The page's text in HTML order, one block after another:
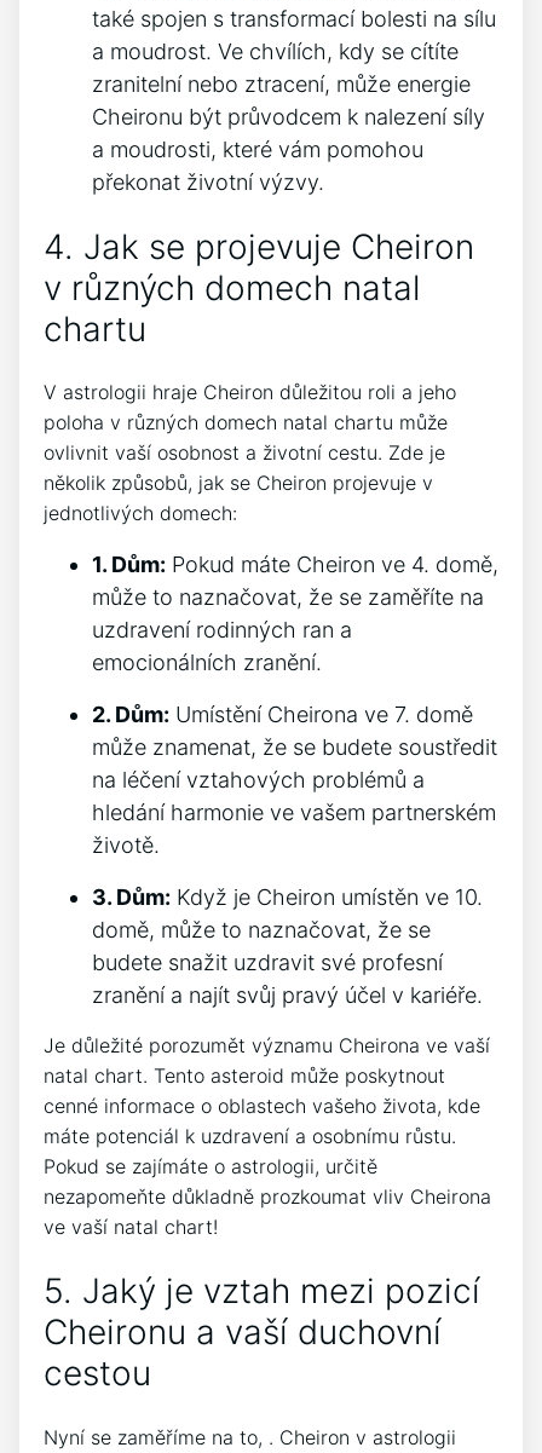
také spojen s transformací bolesti na sílu
a moudrost. Ve chvílích, kdy se cítíte
zranitelní nebo ztracení, může energie
Cheironu být průvodcem k nalezení síly
a moudrosti, které vám pomohou
překonat životní výzvy.
4. Jak se projevuje Cheiron
v různých domech natal
chartu
V astrologii hraje Cheiron důležitou roli a jeho
poloha v různých domech natal chartu může
ovlivnit vaší osobnost a životní cestu. Zde je
několik způsobů, jak se Cheiron projevuje v
jednotlivých domech:
1. Dům: Pokud máte Cheiron ve 4. domě,
může to naznačovat, že se zaměříte na
uzdravení rodinných ran a
emocionálních zranění.
2. Dům: Umístění Cheirona ve 7. domě
může znamenat, že se budete soustředit
na léčení vztahových problémů a
hledání harmonie ve vašem partnerském
životě.
3. Dům: Když je Cheiron umístěn ve 10.
domě, může to naznačovat, že se
budete snažit uzdravit své profesní
zranění a najít svůj pravý účel v kariéře.
Je důležité porozumět významu Cheirona ve vaší
natal chart. Tento asteroid může poskytnout
cenné informace o oblastech vašeho života, kde
máte potenciál k uzdravení a osobnímu růstu.
Pokud se zajímáte o astrologii, určitě
nezapomeňte důkladně prozkoumat vliv Cheirona
ve vaší natal chart!
5. Jaký je vztah mezi pozicí
Cheironu a vaší duchovní
cestou
Nyní se zaměříme na to, . Cheiron v astrologii